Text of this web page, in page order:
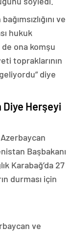
ve
hukuk
de ona komşu
topraklarının
diye
Diye Herşeyi
Başbakanı
Karabağ’da 27
durması için
ve